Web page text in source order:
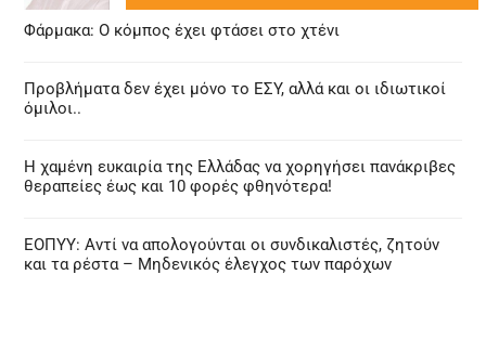
Φάρμακα: Ο κόμπος έχει φτάσει στο χτένι
Προβλήματα δεν έχει μόνο το ΕΣΥ, αλλά και οι ιδιωτικοί
όμιλοι..
Η χαμένη ευκαιρία της Ελλάδας να χορηγήσει πανάκριβες
θεραπείες έως και 10 φορές φθηνότερα!
ΕΟΠΥΥ: Αντί να απολογούνται οι συνδικαλιστές, ζητούν
και τα ρέστα – Μηδενικός έλεγχος των παρόχων